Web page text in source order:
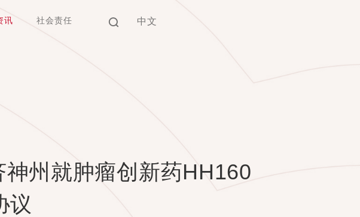
讯 社会责任 中文
州就肿瘤创新药HH160
议